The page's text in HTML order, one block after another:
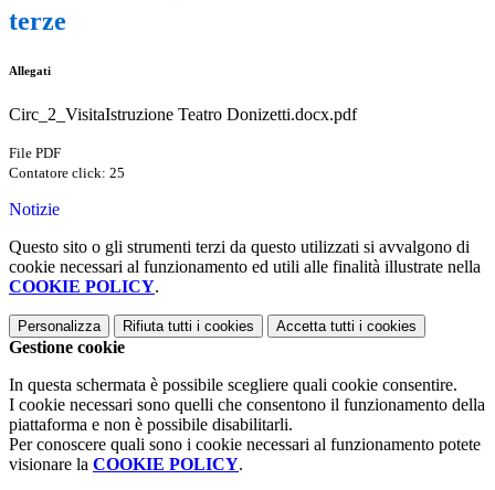
terze
Allegati
Circ_2_VisitaIstruzione Teatro Donizetti.docx.pdf
File PDF
Contatore click: 25
Notizie
Questo sito o gli strumenti terzi da questo utilizzati si avvalgono di
cookie necessari al funzionamento ed utili alle finalità illustrate nella
COOKIE POLICY.
Personalizza Rifiuta tutti i cookies Accetta tutti i cookies
Gestione cookie
In questa schermata è possibile scegliere quali cookie consentire.
I cookie necessari sono quelli che consentono il funzionamento della
piattaforma e non è possibile disabilitarli.
Per conoscere quali sono i cookie necessari al funzionamento potete
visionare la COOKIE POLICY.